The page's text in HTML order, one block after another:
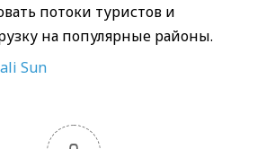
потоки туристов и
на популярные районы.
Sun